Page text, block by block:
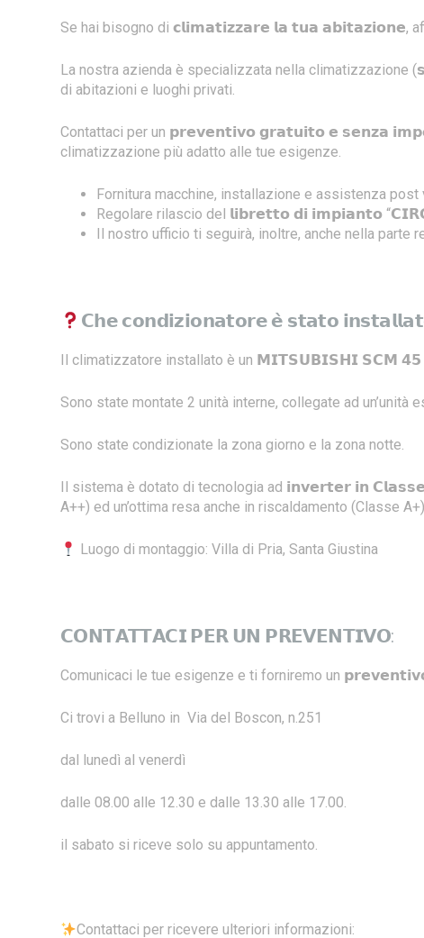
Se hai bisogno di 𝗰𝗹𝗶𝗺𝗮𝘁𝗶𝘇𝘇𝗮𝗿𝗲 𝗹𝗮 𝘁𝘂𝗮 𝗮𝗯𝗶𝘁𝗮𝘇𝗶𝗼𝗻𝗲,
La nostra azienda è specializzata nella
di abitazioni e luoghi privati.
Contattaci per un 𝗽𝗿𝗲𝘃𝗲𝗻𝘁𝗶𝘃𝗼 𝗴𝗿𝗮𝘁𝘂𝗶𝘁𝗼 𝗲 𝘀𝗲𝗻𝘇𝗮
climatizzazione più adatto alle tue esigenze.
Fornitura macchine, installazione e assistenza
Regolare rilascio del 𝗹𝗶𝗯𝗿𝗲𝘁𝘁𝗼 𝗱𝗶 𝗶𝗺𝗽𝗶𝗮𝗻𝘁𝗼
Il nostro ufficio ti seguirà, inoltre, anche nella parte
𝗖𝗵𝗲 𝗰𝗼𝗻𝗱𝗶𝘇𝗶𝗼𝗻𝗮𝘁𝗼𝗿𝗲 𝗲̀ 𝘀𝘁𝗮𝘁𝗼
Il climatizzatore installato è un 𝗠𝗜𝗧𝗦𝗨𝗕𝗜𝗦𝗛𝗜 𝗦𝗖𝗠
Sono state montate 2 unità interne, collegate ad un’unità
Sono state condizionate la zona giorno e la zona notte.
Il sistema è dotato di tecnologia ad 𝗶𝗻𝘃𝗲𝗿𝘁𝗲𝗿 𝗶𝗻
A++) ed un’ottima resa anche in riscaldamento (Classe
Luogo di montaggio: Villa di Pria, Santa Giustina
𝗖𝗢𝗡𝗧𝗔𝗧𝗧𝗔𝗖𝗜 𝗣𝗘𝗥 𝗨𝗡 𝗣𝗥𝗘𝗩𝗘𝗡𝗧𝗜𝗩𝗢:
Comunicaci le tue esigenze e ti forniremo un
Ci trovi a Belluno in Via del Boscon, n.251
dal lunedì al venerdì
dalle 08.00 alle 12.30 e dalle 13.30 alle 17.00.
il sabato si riceve solo su appuntamento.
Contattaci per ricevere ulteriori informazioni: